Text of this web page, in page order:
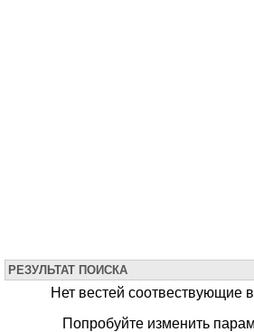
РЕЗУЛЬТАТ ПОИСКА
Нет вестей соотвествующие
Попробуйте изменить